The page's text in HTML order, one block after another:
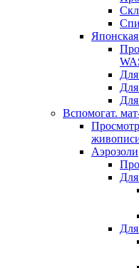
Вспомогат.
Аэрозоли